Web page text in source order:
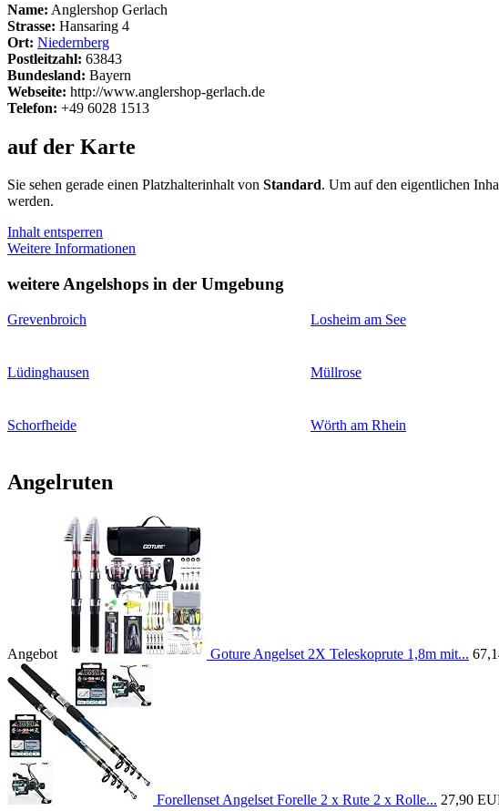
Name: Anglershop Gerlach
Strasse: Hansaring 4
Ort: Niedernberg
Postleitzahl: 63843
Bundesland: Bayern
Webseite: http://www.anglershop-gerlach.de
Telefon: +49 6028 1513
auf der Karte
Sie sehen gerade einen Platzhalterinhalt von Standard. Um auf den eigentlichen
werden.
Inhalt entsperren
Weitere Informationen
weitere Angelshops in der Umgebung
Grevenbroich Losheim am See
Lüdinghausen Müllrose
Schorfheide Wörth am Rhein
Angelruten
Angebot Goture Angelset 2X Teleskoprute 1,8m mit...
Forellenset Angelset Forelle 2 x Rute 2 x Rolle... 27,90